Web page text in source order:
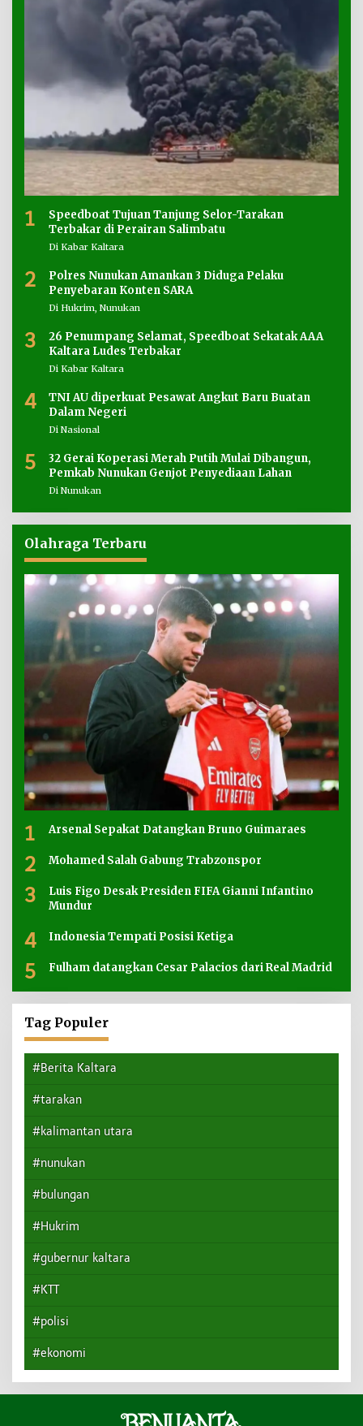
1
Speedboat Tujuan Tanjung Selor-Tarakan
Terbakar di Perairan Salimbatu
Di Kabar Kaltara
2
Polres Nunukan Amankan 3 Diduga Pelaku
Penyebaran Konten SARA
Di Hukrim, Nunukan
3
26 Penumpang Selamat, Speedboat Sekatak AAA
Kaltara Ludes Terbakar
Di Kabar Kaltara
4
TNI AU diperkuat Pesawat Angkut Baru Buatan
Dalam Negeri
Di Nasional
5
32 Gerai Koperasi Merah Putih Mulai Dibangun,
Pemkab Nunukan Genjot Penyediaan Lahan
Di Nunukan
Olahraga Terbaru
1 Arsenal Sepakat Datangkan Bruno Guimaraes
2 Mohamed Salah Gabung Trabzonspor
3
Luis Figo Desak Presiden FIFA Gianni Infantino
Mundur
4 Indonesia Tempati Posisi Ketiga
5 Fulham datangkan Cesar Palacios dari Real Madrid
Tag Populer
#Berita Kaltara
#tarakan
#kalimantan utara
#nunukan
#bulungan
#Hukrim
#gubernur kaltara
#KTT
#polisi
#ekonomi